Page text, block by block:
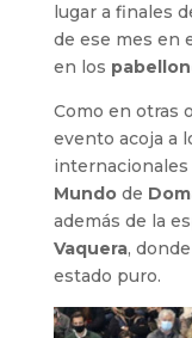
lugar a finales
de ese mes en
en los
Como en otras
evento acoja a
internacionales
Mundode
además de la
Vaquera,
estado puro.